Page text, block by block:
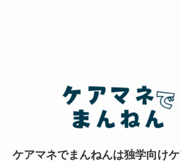
ケアマネでまんねんは独学向け